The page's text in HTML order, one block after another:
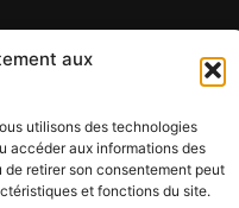
aux
utilisons des technologies
accéder aux informations des
retirer son consentement peut
et fonctions du site.